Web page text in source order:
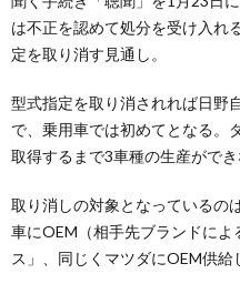
は不正を認めて処分を受け入れ
定を取り消す見通し。
型式指定を取り消されれば日野
で、乗用車では初めてとなる。
取得するまで3車種の生産ができ
取り消しの対象となっているの
車にOEM（相手先ブランドに
ス」、同じくマツダにOEM供給